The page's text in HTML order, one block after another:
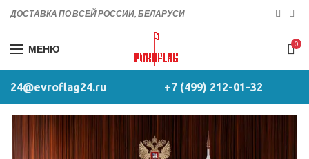
ДОСТАВКА ПО ВСЕЙ РОССИИ, БЕЛАРУСИ
МЕНЮ 0
24@evroflag24.ru +7 (499) 212-01-32